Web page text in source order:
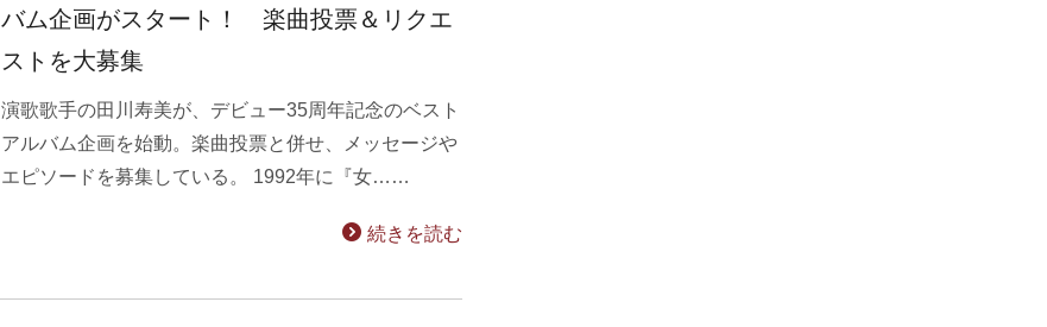
バム企画がスタート！ 楽曲投票＆リクエ
ストを大募集
演歌歌手の田川寿美が、デビュー35周年記念のベスト
アルバム企画を始動。楽曲投票と併せ、メッセージや
エピソードを募集している。 1992年に『女……
続きを読む